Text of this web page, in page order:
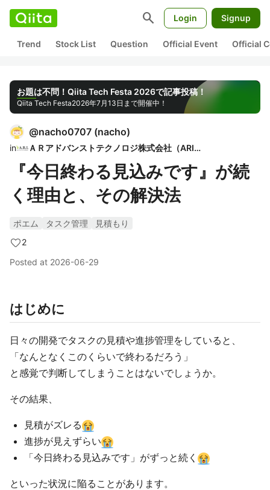
search Login Signup
Trend Stock List Question Official Event Official
お題は不問！Qiita Tech Festa 2026で記事投稿！
Qiita Tech Festa2026年7月13日まで開催中！
@nacho0707 (nacho)
in ＡＲアドバンストテクノロジ株式会社（ARI）
『今日終わる見込みです』が続
く理由と、その解決法
ポエム タスク管理
見積もり
2
Posted at 2026-06-29
はじめに
日々の開発でタスクの見積や進捗管理をしていると、
「なんとなくこのくらいで終わるだろう」
と感覚で判断してしまうことはないでしょうか。
その結果、
見積がズレる
進捗が見えずらい
「今日終わる見込みです」がずっと続く
といった状況に陥ることがあります。